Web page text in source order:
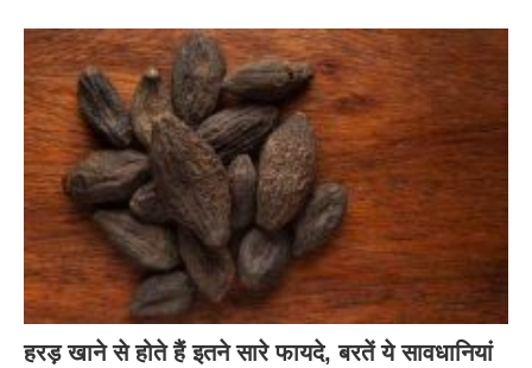
हरड़ खाने से होते हैं इतने सारे फायदे, बरतें ये सावधानियां